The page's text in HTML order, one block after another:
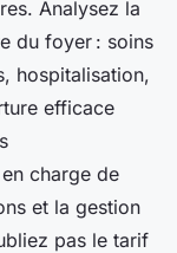
Analysez la
du foyer : soins
hospitalisation,
efficace
charge de
et la gestion
pas le tarif